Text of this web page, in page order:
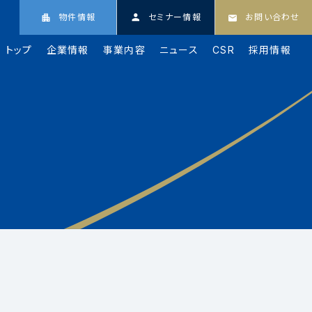
物件情報 セミナー情報 お問い合わせ
トップ 企業情報 事業内容 ニュース CSR 採用情報